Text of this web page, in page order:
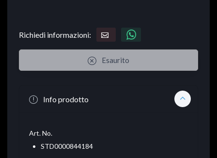
Richiedi informazioni:
Esaurito
Info prodotto
Art. No.
STD0000844184